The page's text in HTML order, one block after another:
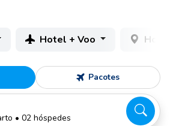
Hotel + Voo
Pacotes
• 02 hóspedes